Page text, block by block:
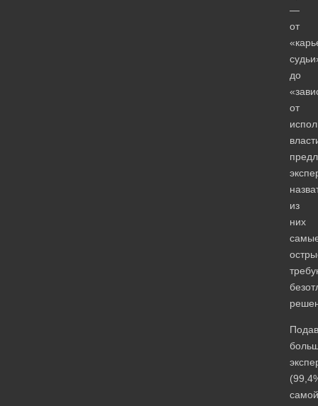
—
от
до
от
из
них
самой